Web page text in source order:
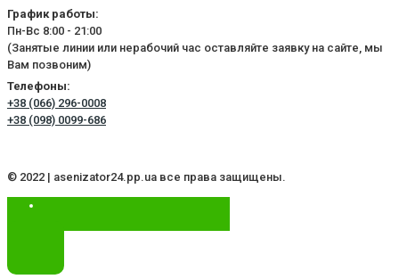
График работы:
Пн-Вс 8:00 - 21:00
(Занятые линии или нерабочий час оставляйте заявку на сайте, мы
Вам позвоним)
Телефоны:
+38 (066) 296-0008
+38 (098) 0099-686
© 2022 | asenizator24.pp.ua все права защищены.